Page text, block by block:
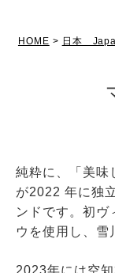
HOME 日本
純粋に、「美味
が2022 年に独
ンドです。初ヴ
ウを使用し、雪
2023年には空